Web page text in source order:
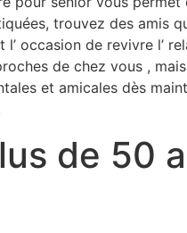
trouvez des amis
l’ occasion de revivre
de chez vous ,
et amicales dès
de 50